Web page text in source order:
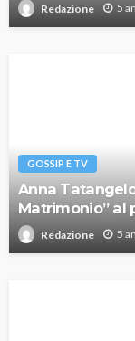
Redazione 5
GOSSIP E TV
Anna
Matrimonio” al
Redazione 5